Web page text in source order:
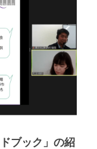
ブック」の紹